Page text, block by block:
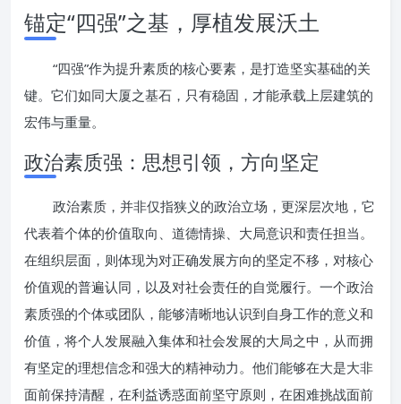
锚定“四强”之基，厚植发展沃土
“四强”作为提升素质的核心要素，是打造坚实基础的关
键。它们如同大厦之基石，只有稳固，才能承载上层建筑的
宏伟与重量。
政治素质强：思想引领，方向坚定
政治素质，并非仅指狭义的政治立场，更深层次地，它
代表着个体的价值取向、道德情操、大局意识和责任担当。
在组织层面，则体现为对正确发展方向的坚定不移，对核心
价值观的普遍认同，以及对社会责任的自觉履行。一个政治
素质强的个体或团队，能够清晰地认识到自身工作的意义和
价值，将个人发展融入集体和社会发展的大局之中，从而拥
有坚定的理想信念和强大的精神动力。他们能够在大是大非
面前保持清醒，在利益诱惑面前坚守原则，在困难挑战面前